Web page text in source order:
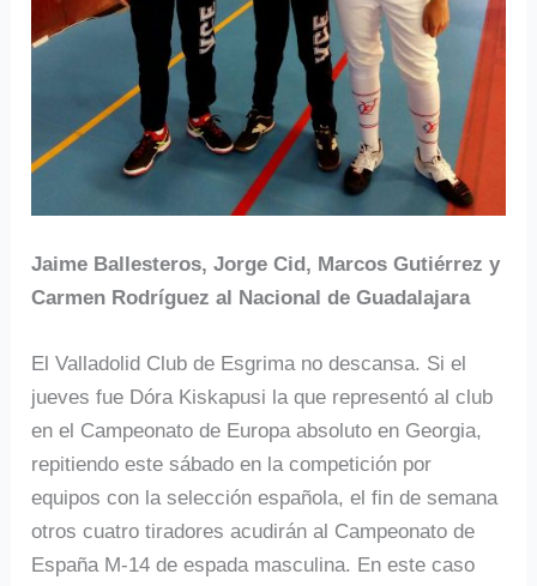
Jaime Ballesteros, Jorge Cid, Marcos Gutiérrez y
Carmen Rodríguez al Nacional de Guadalajara
El Valladolid Club de Esgrima no descansa. Si el
jueves fue Dóra Kiskapusi la que representó al club
en el Campeonato de Europa absoluto en Georgia,
repitiendo este sábado en la competición por
equipos con la selección española, el fin de semana
otros cuatro tiradores acudirán al Campeonato de
España M-14 de espada masculina. En este caso